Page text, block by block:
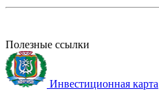
Полезные ссылки
Инвестиционная карта